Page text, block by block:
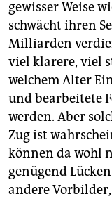
gewisser Weise
schwächt ihren
Milliarden
viel klarere, viel
welchem Alter
und bearbeitete
werden. Aber
Zug ist
können da wohl
genügend
andere